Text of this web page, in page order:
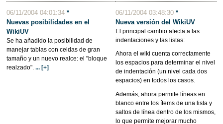
06/11/2004 04:01:34 *
Nuevas posibilidades en el
WikiUV
Se ha añadido la posibilidad de
manejar tablas con celdas de gran
tamaño y un nuevo realce: el "bloque
realzado". ... [+]
06/11/2004 03:48:30*
Nueva versión del WikiUV
El principal cambio afecta a las
indentaciones y las listas:
Ahora el wiki cuenta correctamente
los espacios para determinar el nivel
de indentación (un nivel cada dos
espacios) en todos los casos.
Además, ahora permite líneas en
blanco entre los ítems de una lista y
saltos de línea dentro de los mismos,
lo que permite mejorar mucho